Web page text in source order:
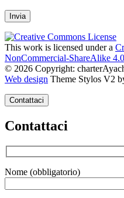
This work is licensed under a
NonCommercial-ShareAlike
© 2026 Copyright:
Web design Theme Stylos V2
Contattaci
Contattaci
Nome (obbligatorio)